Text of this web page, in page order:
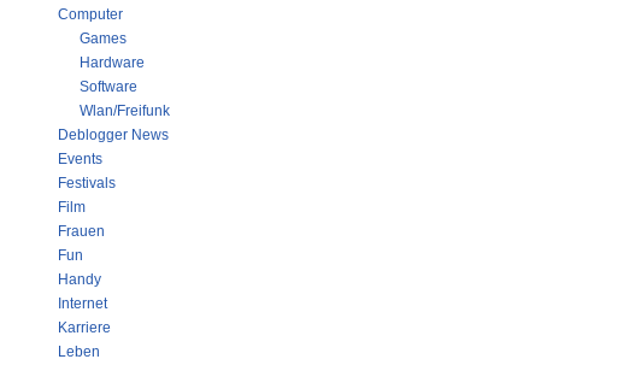
Computer
Games
Hardware
Software
Wlan/Freifunk
Deblogger News
Events
Festivals
Film
Frauen
Fun
Handy
Internet
Karriere
Leben